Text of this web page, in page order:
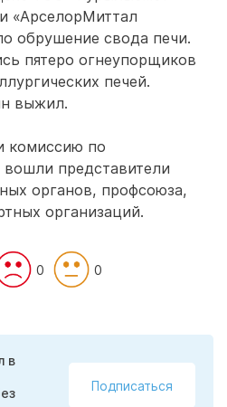
«АрселорМиттал
обрушение свода печи.
пятеро огнеупорщиков
печей.
выжил.
комиссию по
представители
органов, профсоюза,
организаций.
0 0
в
Подписаться